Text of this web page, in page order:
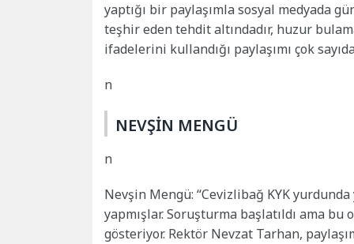
yaptığı bir paylaşımla sosyal medyada
teşhir eden tehdit altındadır, huzur
ifadelerini kullandığı paylaşımı çok
n
NEVŞİN MENGÜ
n
Nevşin Mengü: “Cevizlibağ KYK
yapmışlar. Soruşturma başlatıldı ama bu
gösteriyor. Rektör Nevzat Tarhan,